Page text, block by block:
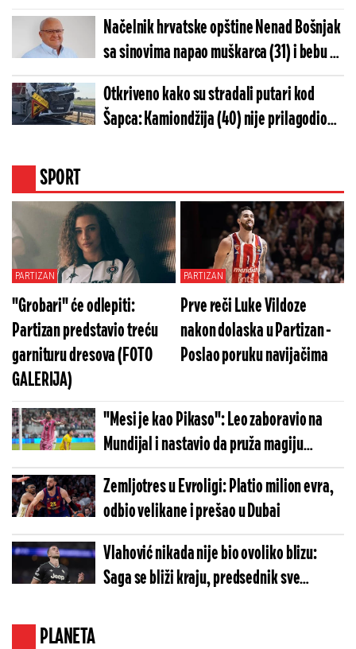
Načelnik hrvatske opštine Nenad Bošnjak
sa sinovima napao muškarca (31) i bebu u
kolima: Policija im oduzela oružje!
Otkriveno kako su stradali putari kod
Šapca: Kamiondžija (40) nije prilagodio
SPORT
PARTIZAN
"Grobari" će odlepiti:
Partizan predstavio treću
garnituru dresova (FOTO
GALERIJA)
PARTIZAN
Prve reči Luke Vildoze
nakon dolaska u Partizan -
Poslao poruku navijačima
"Mesi je kao Pikaso": Leo zaboravio na
Mundijal i nastavio da pruža magiju
(VIDEO)
Zemljotres u Evroligi: Platio milion evra,
odbio velikane i prešao u Dubai
Vlahović nikada nije bio ovoliko blizu:
Saga se bliži kraju, predsednik sve
PLANETA